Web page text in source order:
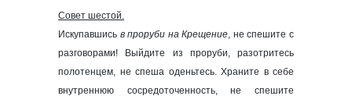
Совет шестой.
Искупавшись в проруби на Крещение, не спешите с
разговорами! Выйдите из проруби, разотритесь
полотенцем, не спеша оденьтесь. Храните в себе
внутреннюю сосредоточенность, не спешите